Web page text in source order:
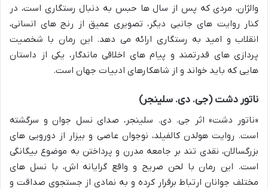
والژان، مردی که پس از سال ها حبس به دنبال رستگاری است، در
کنار روایت های جانبی دیگر، تصویری عمیق از رنج های انسانی،
انقلاب و امید به رستگاری ارائه می دهد. این رمان با شخصیت
پردازی های قدرتمند و پیام های اخلاقی ماندگار، یکی از داستان
هایی که باید خواند و از شاهکارهای ادبیات جهان است.
ناتور دشت (جی. دی. سلینجر)
«ناتور دشت» اثر جی. دی. سلینجر، صدای نسل جوان و سرگشته
است. روایت هولدن کالفیلد، نوجوان عاصی و بیزار از دورویی های
بزرگسالان، نقدی تند بر جامعه مدرن و پرداختن به موضوع بیگانگی
است. این رمان با لحن صریح و واقع گرایانه اش، با نسل های
مختلف جوانان ارتباط برقرار کرده و به نمادی از جستجوی صداقت و